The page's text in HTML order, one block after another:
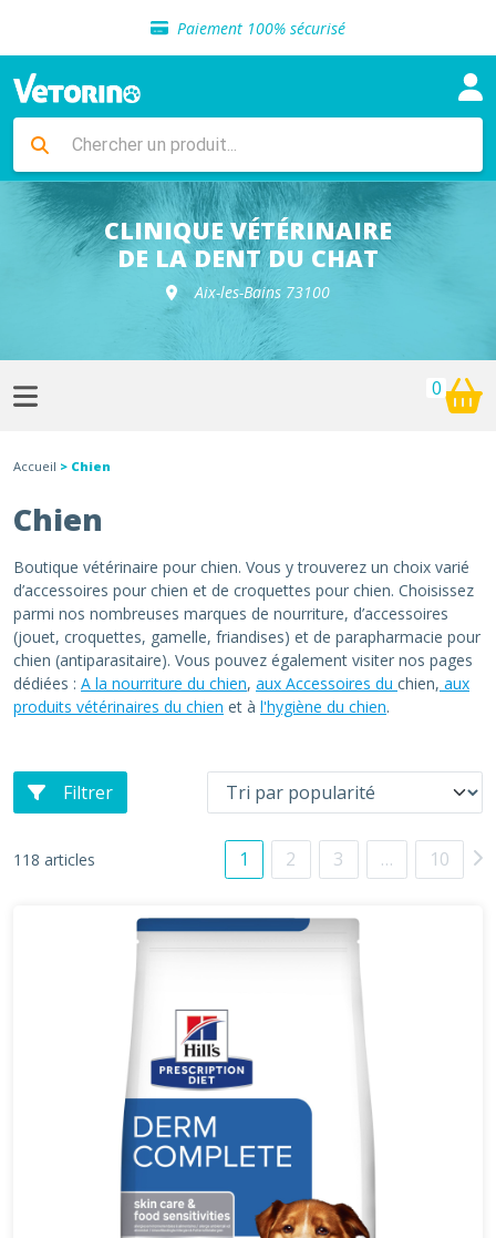
Paiement 100% sécurisé
Livraison gratuite en clinique vétérinaire
Sélection de croquettes vétérinaire
Livraison gratuite en clinique vétérinaire
Retour gratuit en clinique
Sélection de croquettes vétérinaire
CLINIQUE VÉTÉRINAIRE
DE LA DENT DU CHAT
Aix-les-Bains 73100
0
Accueil > Chien
Chien
Boutique vétérinaire pour chien. Vous y trouverez un choix varié
d’accessoires pour chien et de croquettes pour chien. Choisissez
parmi nos nombreuses marques de nourriture, d’accessoires
(jouet, croquettes, gamelle, friandises) et de parapharmacie pour
chien (antiparasitaire). Vous pouvez également visiter nos pages
dédiées : A la nourriture du chien, aux Accessoires du chien, aux
produits vétérinaires du chien et à l'hygiène du chien.
Filtrer
118 articles 1 2 3 … 10